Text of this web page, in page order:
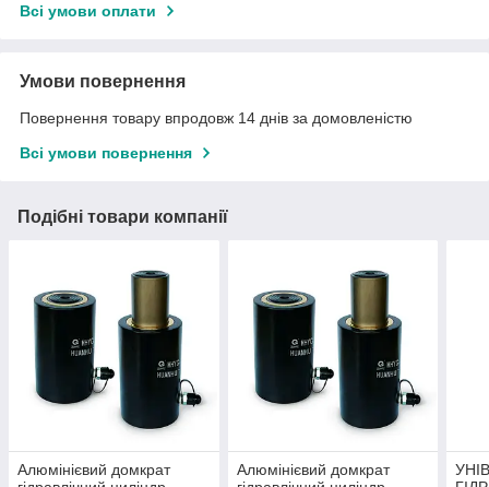
Всі умови оплати
Умови повернення
Повернення товару впродовж 14 днів за домовленістю
Всі умови повернення
Подібні товари компанії
Алюмінієвий домкрат
Алюмінієвий домкрат